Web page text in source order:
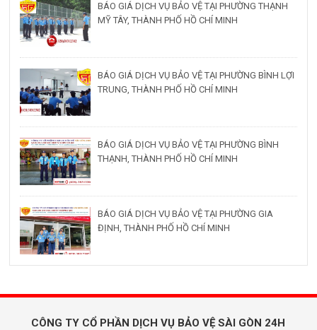
BÁO GIÁ DỊCH VỤ BẢO VỆ TẠI PHƯỜNG THẠNH
MỸ TÂY, THÀNH PHỐ HỒ CHÍ MINH
BÁO GIÁ DỊCH VỤ BẢO VỆ TẠI PHƯỜNG BÌNH LỢI
TRUNG, THÀNH PHỐ HỒ CHÍ MINH
BÁO GIÁ DỊCH VỤ BẢO VỆ TẠI PHƯỜNG BÌNH
THẠNH, THÀNH PHỐ HỒ CHÍ MINH
BÁO GIÁ DỊCH VỤ BẢO VỆ TẠI PHƯỜNG GIA
ĐỊNH, THÀNH PHỐ HỒ CHÍ MINH
CÔNG TY CỔ PHẦN DỊCH VỤ BẢO VỆ SÀI GÒN 24H